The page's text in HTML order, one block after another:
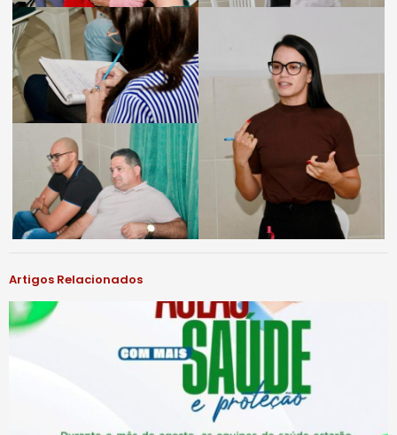
Artigos Relacionados